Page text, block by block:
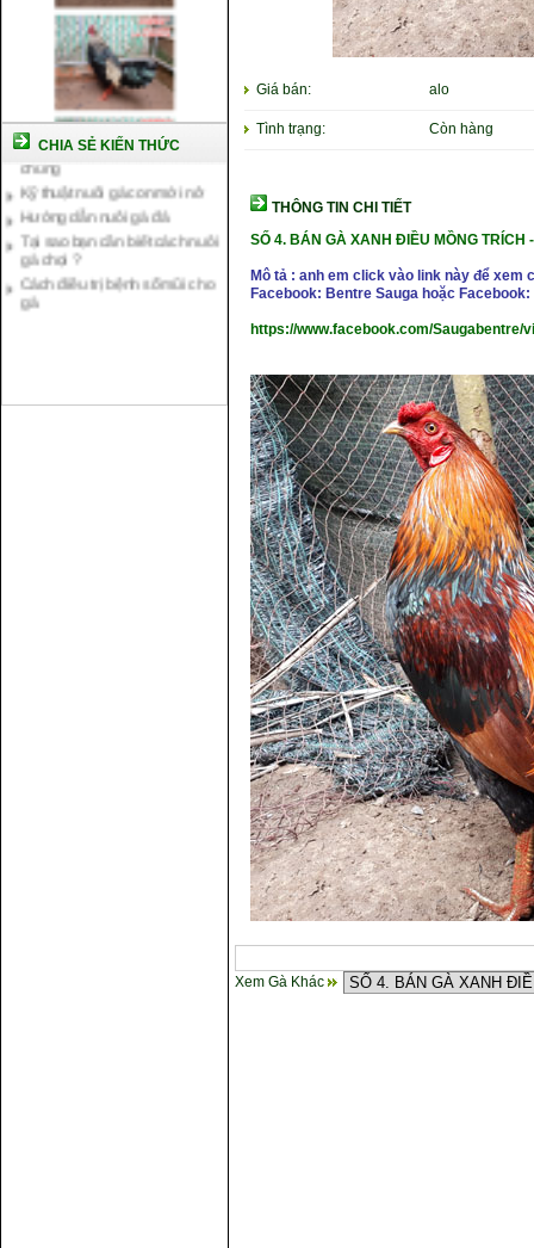
CHIA SẺ KIẾN THỨC
Cách nuôi gà chế độ đá c1
Cách nuôi gà đông tảo thuần
chủng
Kỹ thuật nuôi gà con mới nở
Hướng dẫn nuôi gà đá
Tại sao bạn cần biết cách nuôi
gà chọi ?
Cách điều trị bệnh sổ mũi cho
gà
Giá bán: alo
Tình trạng: Còn hàng
THÔNG TIN CHI TIẾT
SỐ 4. BÁN GÀ XANH ĐIỀU MỒNG TRÍCH
Mô tả : anh em click vào link này để
Facebook: Bentre Sauga hoặc Facebook:
https://www.facebook.com/Saugabentre/
Xem Gà Khác